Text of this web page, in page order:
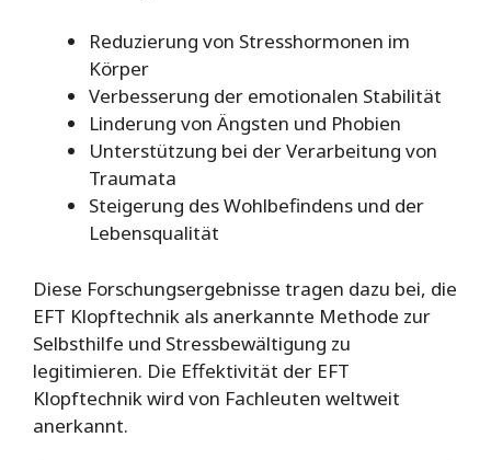
Reduzierung von Stresshormonen im
Körper
Verbesserung der emotionalen Stabilität
Linderung von Ängsten und Phobien
Unterstützung bei der Verarbeitung von
Traumata
Steigerung des Wohlbefindens und der
Lebensqualität
Diese Forschungsergebnisse tragen dazu bei, die
EFT Klopftechnik als anerkannte Methode zur
Selbsthilfe und Stressbewältigung zu
legitimieren. Die Effektivität der EFT
Klopftechnik wird von Fachleuten weltweit
anerkannt.